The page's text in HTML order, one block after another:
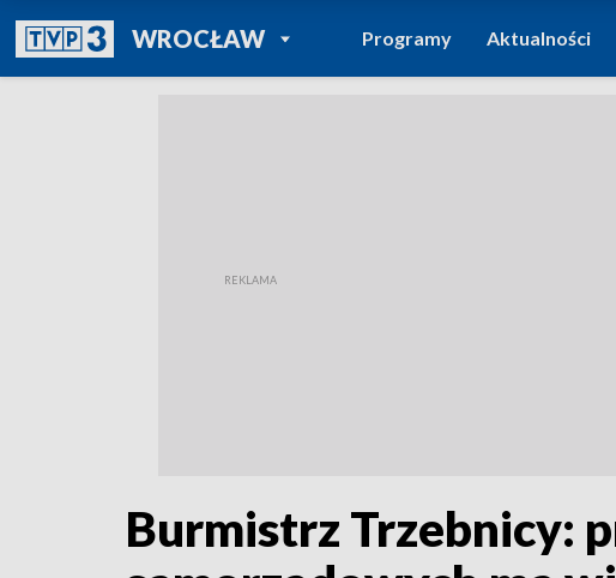
WROCŁAWPOWRÓT DO
TVP REGIONY
Programy Aktualności
Burmistrz Trzebnicy: